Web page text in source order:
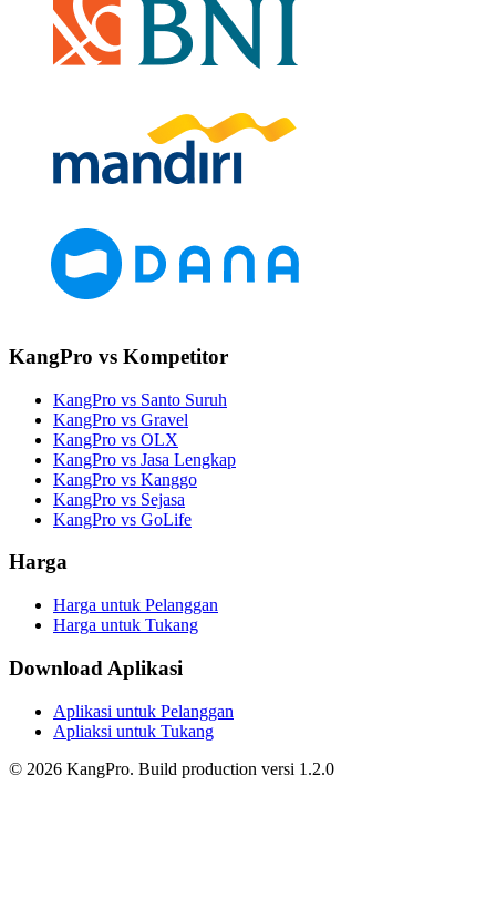
KangPro vs Kompetitor
KangPro vs Santo Suruh
KangPro vs Gravel
KangPro vs OLX
KangPro vs Jasa Lengkap
KangPro vs Kanggo
KangPro vs Sejasa
KangPro vs GoLife
Harga
Harga untuk Pelanggan
Harga untuk Tukang
Download Aplikasi
Aplikasi untuk Pelanggan
Apliaksi untuk Tukang
© 2026 KangPro. Build production versi 1.2.0